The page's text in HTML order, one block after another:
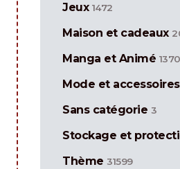
Jeux 1472
Maison et cadeaux
Manga et Animé
Mode et accessoires
Sans catégorie 3
Stockage et
Thème 31599